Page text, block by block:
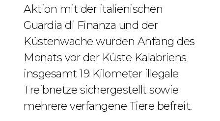
Aktion mit der italienischen
Guardia di Finanza und der
Küstenwache wurden Anfang des
Monats vor der Küste Kalabriens
insgesamt 19 Kilometer illegale
Treibnetze sichergestellt sowie
mehrere verfangene Tiere befreit.